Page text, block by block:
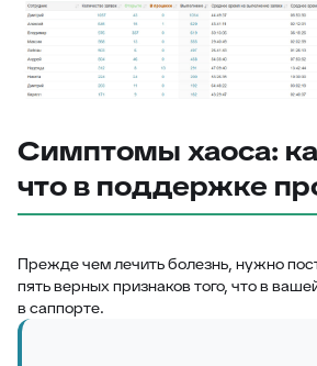
Симптомы хаоса:
что в поддержке
Прежде чем лечить болезнь, нужно
пять верных признаков того, что в
в саппорте.